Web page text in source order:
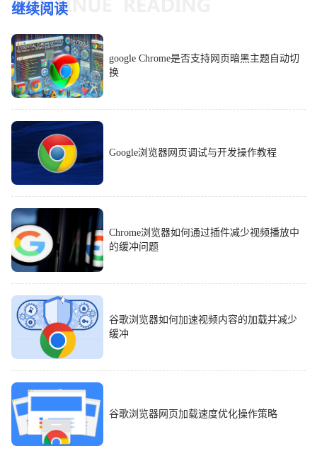
继续阅读
google Chrome是否支持网页暗黑主题自动切
换
Google浏览器网页调试与开发操作教程
Chrome浏览器如何通过插件减少视频播放中
的缓冲问题
谷歌浏览器如何加速视频内容的加载并减少
缓冲
谷歌浏览器网页加载速度优化操作策略